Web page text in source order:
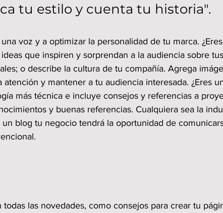
tu estilo y cuenta tu historia".
voz y a optimizar la personalidad de tu marca.
que inspiren y sorprendan a la audiencia sobre
o describe la cultura de tu compañía. Agrega
atención y mantener a tu audiencia interesada. ¿Eres
más técnica e incluye consejos y referencias a
y buenas referencias. Cualquiera sea la
blog tu negocio tendrá la oportunidad de
todas las novedades, como consejos para crear tu